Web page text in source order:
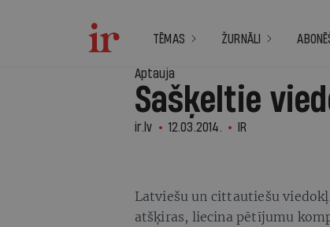
TĒMAS ŽURNĀLI
Aptauja
Sašķeltie
ir.lv 12.03.2014. IR
Latviešu un cittautiešu
atšķiras, liecina pētījumu